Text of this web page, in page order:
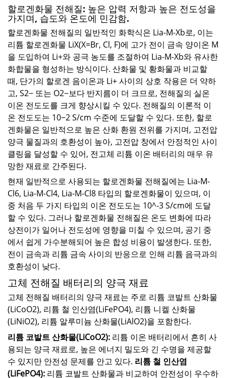
할로겐화물 전해질: 높은 압력 저항과 높은 전도성을
가지며, 습도와 온도에 민감함.
할로겐화물 전해질의 일반적인 화학식은 Lia-M-Xb로, 이는
리튬 할로겐화물 LiX(X=Br, Cl, F)에 고가 전이 금속 양이온 M
을 도입하여 Li+와 공극 농도를 조절하여 Lia-M-Xb와 유사한
화합물을 형성하는 방식이다. 산화물 및 황화물과 비교할
때, 단가의 할로겐 음이온과 Li+ 사이의 상호 작용은 더 약하
고, S2− 또는 O2−보다 반지름이 더 크므로, 전해질의 실온
이온 전도도를 크게 향상시킬 수 있다. 전해질의 이론적 이
온 전도도는 10−2 S/cm 수준에 도달할 수 있다. 또한, 할로
겐화물은 일반적으로 높은 산화 환원 전위를 가지며, 고전압
양극 물질과의 호환성이 높아, 고전압 창에서 안정적인 사이
클링을 달성할 수 있어, 전고체 리튬 이온 배터리의 매우 유
망한 재료로 간주된다.
현재 일반적으로 사용되는 할로겐화물 전해질에는 Lia-M-
Cl6, Lia-M-Cl4, Lia-M-Cl8 타입의 할로겐화물이 있으며, 이
중 처음 두 가지 타입의 이온 전도도는 10^-3 S/cm에 도달
할 수 있다. 그러나 할로겐화물 전해질은 온도 변화에 따라
상전이가 일어나 전도성에 영향을 미칠 수 있으며, 공기 중
에서 쉽게 가수분해되어 높은 합성 비용이 발생한다. 또한,
전이 금속과 리튬 금속 사이의 반응으로 인해 리튬 음극과의
호환성이 낮다.
고체 전해질 배터리의 양극 재료
고체 전해질 배터리의 양극 재료는 주로 리튬 코발트 산화물
(LiCoO2), 리튬 철 인산염(LiFePO4), 리튬 니켈 산화물
(LiNiO2), 리튬 알루미늄 산화물(LiAlO2)을 포함한다.
리튬 코발트 산화물(LiCoO2): 리튬 이온 배터리에서 흔히 사
용되는 양극 재료로, 높은 에너지 밀도와 긴 수명을 제공할
수 있지만 안전성 문제를 안고 있다. 리튬 철 인산염
(LiFePO4): 리튬 코발트 산화물과 비교하여 안전성이 우수하